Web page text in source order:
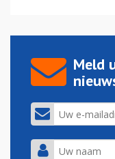
Meld